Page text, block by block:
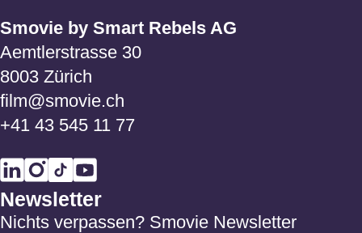
Smovie by Smart Rebels AG
Aemtlerstrasse 30
8003 Zürich
film@smovie.ch
+41 43 545 11 77
Newsletter
Nichts verpassen? Smovie Newsletter